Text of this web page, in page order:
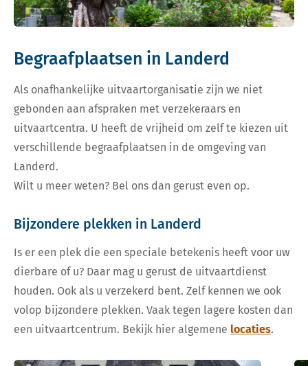
Begraafplaatsen in Landerd
Als onafhankelijke uitvaartorganisatie zijn we niet
gebonden aan afspraken met verzekeraars en
uitvaartcentra. U heeft de vrijheid om zelf te kiezen uit
verschillende begraafplaatsen in de omgeving van
Landerd.
Wilt u meer weten? Bel ons dan gerust even op.
Bijzondere plekken in Landerd
Is er een plek die een speciale betekenis heeft voor uw
dierbare of u? Daar mag u gerust de uitvaartdienst
houden. Ook als u verzekerd bent. Zelf kennen we ook
volop bijzondere plekken. Vaak tegen lagere kosten dan
een uitvaartcentrum. Bekijk hier algemene locaties.